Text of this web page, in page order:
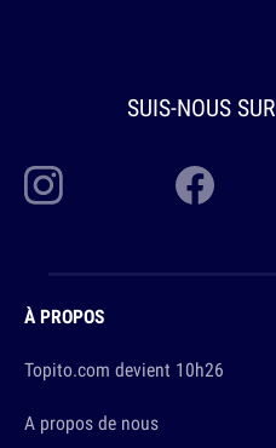
SUIS-NOUS SUR
À PROPOS
Topito.com devient 10h26
A propos de nous